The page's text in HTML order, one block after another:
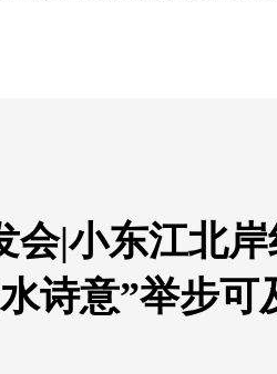
会|小东江北
诗意”举步可